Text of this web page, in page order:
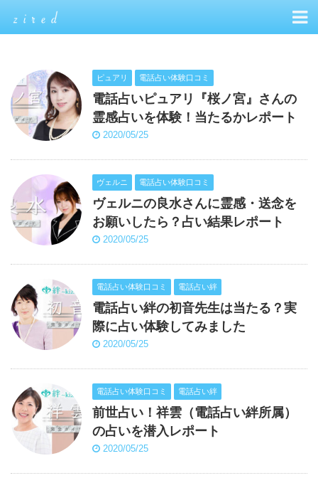
ピュアリ 電話占い体験口コミ
電話占いピュアリ『桜ノ宮』さんの
霊感占いを体験！当たるかレポート
2020/05/25
ヴェルニ 電話占い体験口コミ
ヴェルニの良水さんに霊感・送念を
お願いしたら？占い結果レポート
2020/05/25
電話占い体験口コミ 電話占い絆
電話占い絆の初音先生は当たる？実
際に占い体験してみました
2020/05/25
電話占い体験口コミ 電話占い絆
前世占い！祥雲（電話占い絆所属）
の占いを潜入レポート
2020/05/25